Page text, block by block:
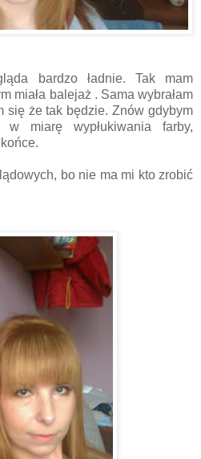
bardzo ładnie. Tak mam
miała balejaż . Sama wybrałam
się że tak będzie. Znów gdybym
w miarę wypłukiwania farby,
bo nie ma mi kto zrobić